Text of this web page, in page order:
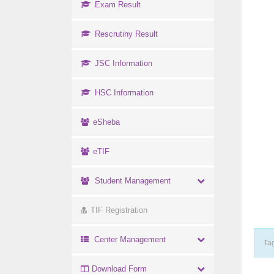
Exam Result
Rescrutiny Result
JSC Information
HSC Information
eSheba
eTIF
Student Management
TIF Registration
Center Management
Download Form